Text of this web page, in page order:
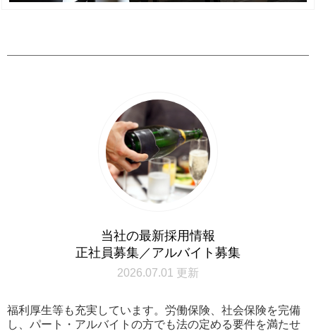
当社の最新採用情報
正社員募集／アルバイト募集
2026.07.01 更新
福利厚生等も充実しています。労働保険、社会保険を完備
し、パート・アルバイトの方でも法の定める要件を満たせ